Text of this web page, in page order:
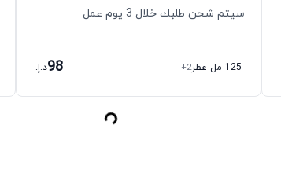
سيتم شحن طلبك خلال 3 يوم عمل
125 مل عطر +2
98د.إ.